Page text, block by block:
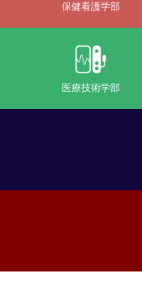
保健看護学部
医療技術学部